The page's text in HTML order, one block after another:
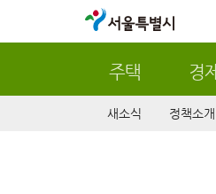
서울특별시
주택 경제
새소식 정책소개